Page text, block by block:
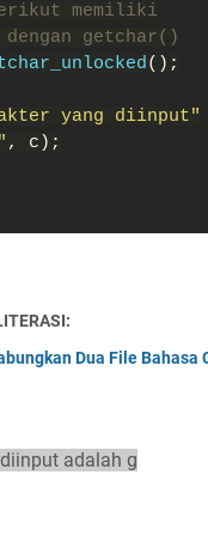
memiliki
dengan getchar()
();
yang diinput"
" , c);
Dua File Bahasa
adalah g